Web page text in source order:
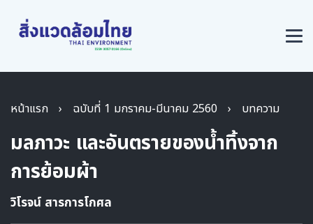
หน้าแรก › ฉบับที่ 1 มกราคม-มีนาคม 2560 › บทความ
มลภาวะ และอันตรายของน้ำทิ้งจาก
การย้อมผ้า
วิโรจน์ สารการโกศล